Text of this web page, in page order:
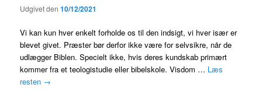
Udgivet den10/12/2021
Vi kan kun hver enkelt forholde os til den indsigt, vi hver især er
blevet givet. Præster bør derfor ikke være for selvsikre, når de
udlægger Biblen. Specielt ikke, hvis deres kundskab primært
kommer fra et teologistudie eller bibelskole. Visdom … Læs
resten →